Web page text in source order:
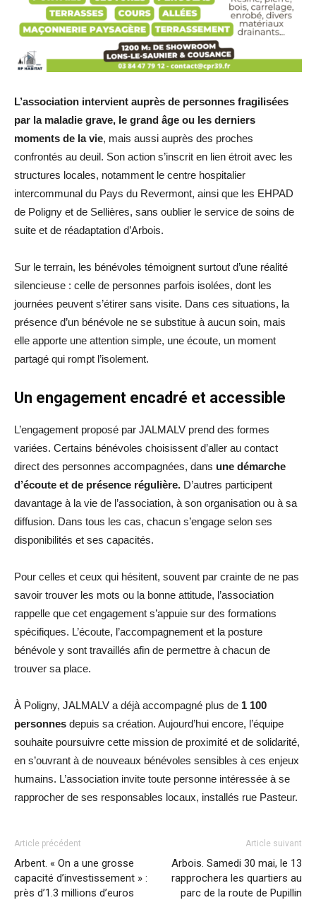
L’association intervient auprès de personnes fragilisées
par la maladie grave, le grand âge ou les derniers
moments de la vie, mais aussi auprès des proches
confrontés au deuil. Son action s’inscrit en lien étroit avec les
structures locales, notamment le centre hospitalier
intercommunal du Pays du Revermont, ainsi que les EHPAD
de Poligny et de Sellières, sans oublier le service de soins de
suite et de réadaptation d’Arbois.
Sur le terrain, les bénévoles témoignent surtout d’une réalité
silencieuse : celle de personnes parfois isolées, dont les
journées peuvent s’étirer sans visite. Dans ces situations, la
présence d’un bénévole ne se substitue à aucun soin, mais
elle apporte une attention simple, une écoute, un moment
partagé qui rompt l’isolement.
Un engagement encadré et accessible
L’engagement proposé par JALMALV prend des formes
variées. Certains bénévoles choisissent d’aller au contact
direct des personnes accompagnées, dans une démarche
d’écoute et de présence régulière. D’autres participent
davantage à la vie de l’association, à son organisation ou à sa
diffusion. Dans tous les cas, chacun s’engage selon ses
disponibilités et ses capacités.
Pour celles et ceux qui hésitent, souvent par crainte de ne pas
savoir trouver les mots ou la bonne attitude, l’association
rappelle que cet engagement s’appuie sur des formations
spécifiques. L’écoute, l’accompagnement et la posture
bénévole y sont travaillés afin de permettre à chacun de
trouver sa place.
À Poligny, JALMALV a déjà accompagné plus de 1 100
personnes depuis sa création. Aujourd’hui encore, l’équipe
souhaite poursuivre cette mission de proximité et de solidarité,
en s’ouvrant à de nouveaux bénévoles sensibles à ces enjeux
humains. L’association invite toute personne intéressée à se
rapprocher de ses responsables locaux, installés rue Pasteur.
Article précédent
Arbent. « On a une grosse
capacité d’investissement » :
près d’1.3 millions d’euros
Article suivant
Arbois. Samedi 30 mai, le 13
rapprochera les quartiers au
parc de la route de Pupillin